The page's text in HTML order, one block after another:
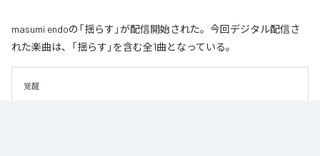
masumi endoの「揺らす」が配信開始された。今回デジタル配信さ
れた楽曲は、「揺らす」を含む全1曲となっている。
覚醒